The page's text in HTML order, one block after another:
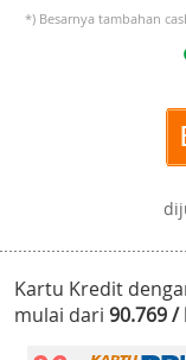
*) Besarnya tambahan
Kartu Kredit
mulai dari 90.769 /